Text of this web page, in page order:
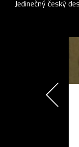
Jedinečný český